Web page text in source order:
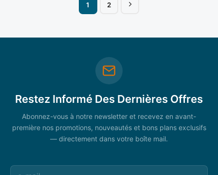
1 2
Restez Informé Des Dernières Offres
Abonnez-vous à notre newsletter et recevez en avant-
première nos promotions, nouveautés et bons plans exclusifs
— directement dans votre boîte mail.